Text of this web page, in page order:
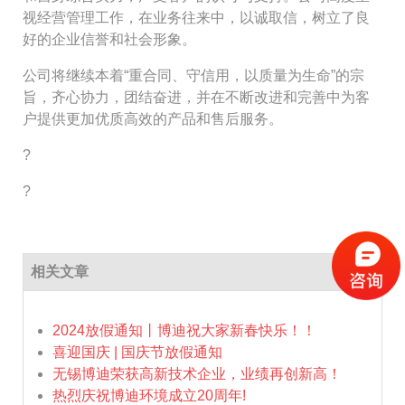
视经营管理工作，在业务往来中，以诚取信，树立了良
好的企业信誉和社会形象。
公司将继续本着“重合同、守信用，以质量为生命”的宗
旨，齐心协力，团结奋进，并在不断改进和完善中为客
户提供更加优质高效的产品和售后服务。
?
?
相关文章
2024放假通知丨博迪祝大家新春快乐！！
喜迎国庆 | 国庆节放假通知
无锡博迪荣获高新技术企业，业绩再创新高！
热烈庆祝博迪环境成立20周年!